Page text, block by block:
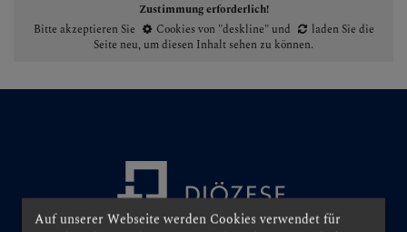
Presse
Veranstaltungen
Zustimmung erforderlich!
Bitte akzeptieren Sie
Cookies von "deskline"und
laden Sie die
Seite neu, um diesen Inhalt sehen zu können.
Auf unserer Webseite werden Cookies verwendet für